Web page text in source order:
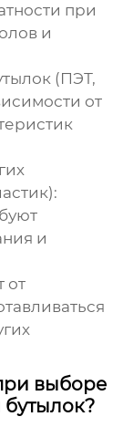
при
и
(ПЭТ,
от
и
от
выборе